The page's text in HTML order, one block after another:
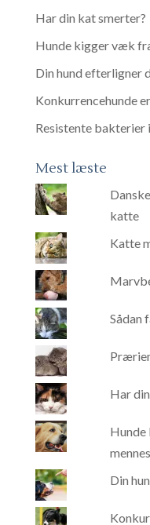
Har din kat smerter?
Hunde kigger væk
Din hund efterligner
Konkurrencehunde
Resistente bakterier
Mest læste
katte
Katte
Sådan
Har
Din